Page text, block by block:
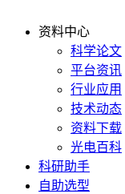
资料中心
科学论文
平台资讯
行业应用
技术动态
资料下载
光电百科
科研助手
自助选型